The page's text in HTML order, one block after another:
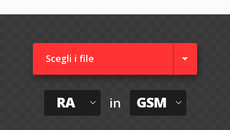
Scegli i file
RA in GSM